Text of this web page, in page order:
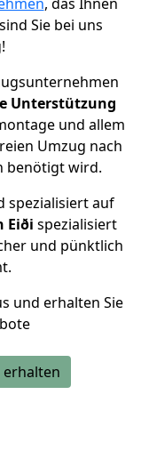
Sie bei uns
Unterstützung
und allem
Umzug nach
benötigt wird.
spezialisiert auf
Eiði spezialisiert
und pünktlich
und erhalten Sie
erhalten